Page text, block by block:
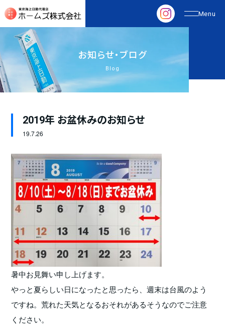
お知らせ・ブログ
Blog
2019年 お盆休みのお知らせ
19.7.26
暑中お見舞い申し上げます。
やっと夏らしい日になったと思ったら、週末は台風のよう
ですね。荒れた天気となるおそれがあるそうなのでご注意
ください。